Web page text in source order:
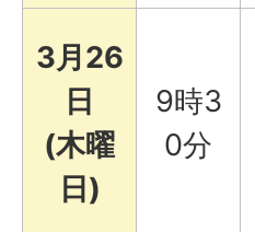
3月26
日
(木曜
日)
9時3
0分